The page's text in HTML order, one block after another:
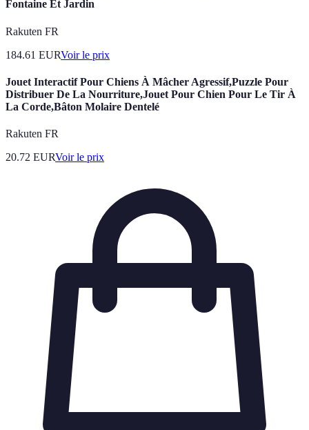
Fontaine Et Jardin
Rakuten FR
184.61 EURVoir le prix
Jouet Interactif Pour Chiens À Mâcher Agressif,Puzzle Pour
Distribuer De La Nourriture,Jouet Pour Chien Pour Le Tir À
La Corde,Bâton Molaire Dentelé
Rakuten FR
20.72 EURVoir le prix